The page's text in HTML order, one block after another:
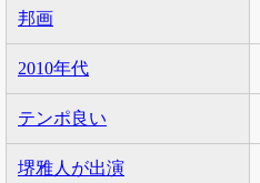
邦画
2010年代
テンポ良い
堺雅人が出演